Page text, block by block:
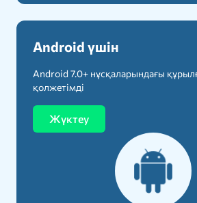
Android үшін
Android 7.0+ нұсқаларындағы
қолжетімді
Жүктеу